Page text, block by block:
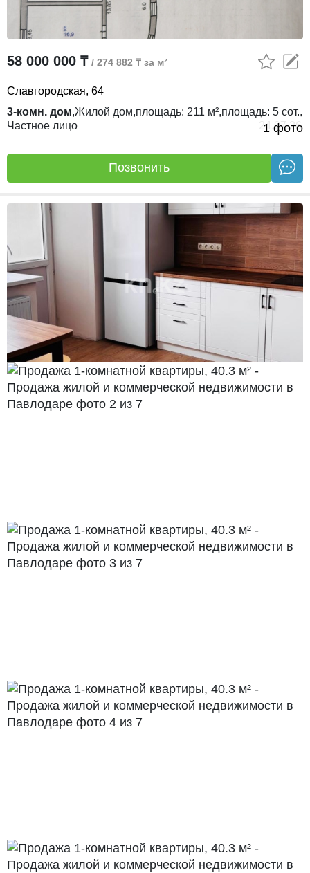
1 фото
58 000 000 ₸ / 274 882 ₸ за м²
Славгородская, 64
3-комн. дом, Жилой дом,площадь: 211 м²,площадь: 5 сот.,
Частное лицо
24.07.26
Позвонить